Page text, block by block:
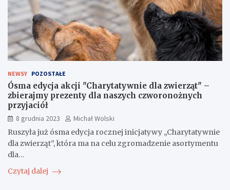
NEWSY POZOSTAŁE
Ósma edycja akcji "Charytatywnie dla zwierząt" –
zbierajmy prezenty dla naszych czworonożnych
przyjaciół
8 grudnia 2023
Michał Wolski
Ruszyła już ósma edycja rocznej inicjatywy „Charytatywnie
dla zwierząt”, która ma na celu zgromadzenie asortymentu
dla…
Czytaj dalej